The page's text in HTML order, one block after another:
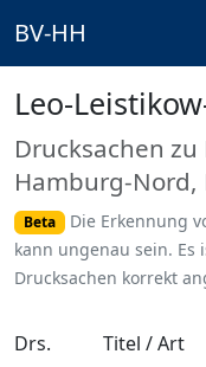
BV-HH
Leo-
Drucksachen zu
Hamburg-Nord,
Beta
Die Erkennung
kann ungenau sein.
Drucksachen korrekt
Drs.
Titel / Art